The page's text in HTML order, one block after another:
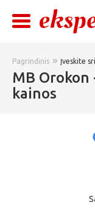
Pagrindinis » Įveskite
MB
kainos